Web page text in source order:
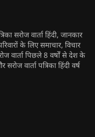
सरोज वार्ता हिंदी, जानकार
के लिए समाचार, विचार
वार्ता पिछले 8 वर्षों से देश के
वार्ता पत्रिका हिंदी वर्ष